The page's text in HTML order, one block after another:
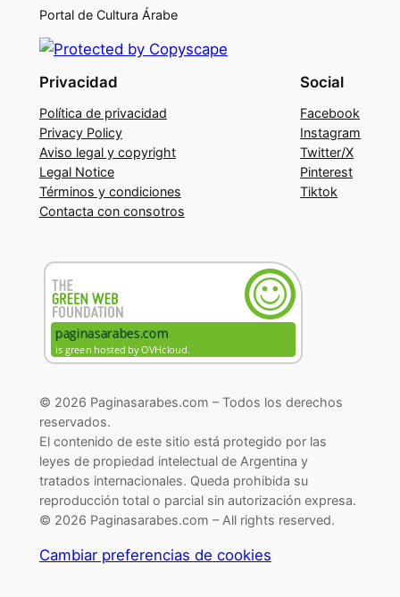
Portal de Cultura Árabe
Privacidad
Política de privacidad
Privacy Policy
Aviso legal y copyright
Legal Notice
Términos y condiciones
Contacta con consotros
Social
Facebook
Instagram
Twitter/X
Pinterest
Tiktok
© 2026 Paginasarabes.com – Todos los derechos
reservados.
El contenido de este sitio está protegido por las
leyes de propiedad intelectual de Argentina y
tratados internacionales. Queda prohibida su
reproducción total o parcial sin autorización expresa.
© 2026 Paginasarabes.com – All rights reserved.
Cambiar preferencias de cookies